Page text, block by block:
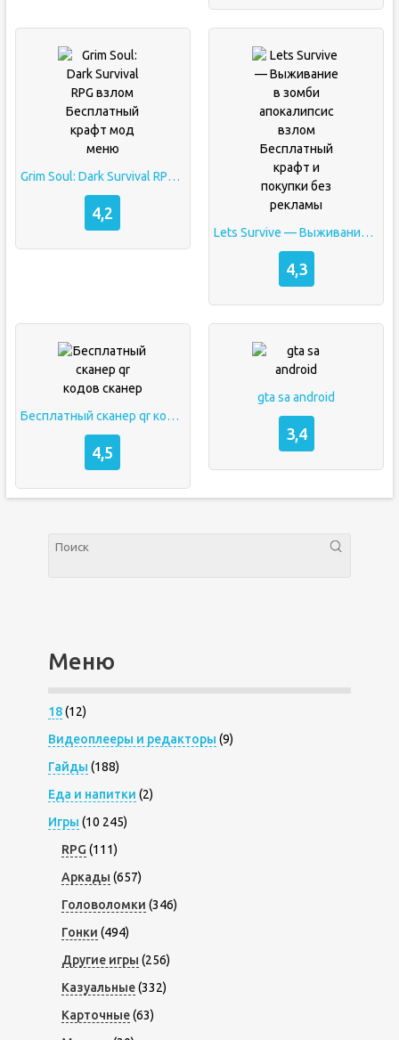
Grim Soul: Dark Survival RPG взлом Бесплатный крафт мод меню
4,2
Lets Survive — Выживание в зомби апокалипсис взлом Бесплатный крафт и покупки без рекламы
4,3
Бесплатный сканер qr кодов сканер
4,5
gta sa android
3,4
Меню
18(12)
Видеоплееры и редакторы (9)
Гайды (188)
Еда и напитки (2)
Игры (10 245)
RPG (111)
Аркады (657)
Головоломки (346)
Гонки (494)
Другие игры (256)
Казуальные(332)
Карточные(63)